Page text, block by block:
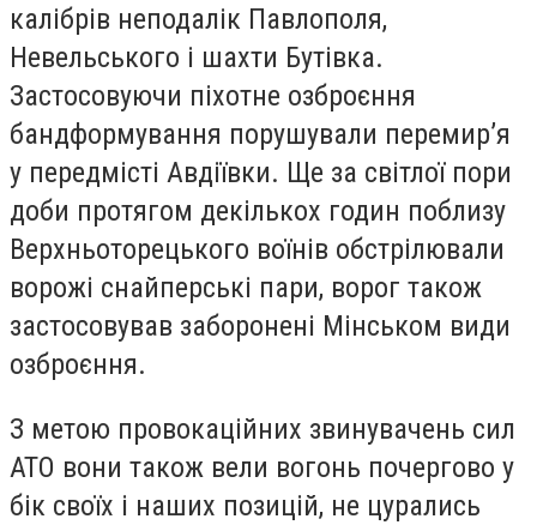
калібрів неподалік Павлополя,
Невельського і шахти Бутівка.
Застосовуючи піхотне озброєння
бандформування порушували перемир’я
у передмісті Авдіївки. Ще за світлої пори
доби протягом декількох годин поблизу
Верхньоторецького воїнів обстрілювали
ворожі снайперські пари, ворог також
застосовував заборонені Мінськом види
озброєння.
З метою провокаційних звинувачень сил
АТО вони також вели вогонь почергово у
бік своїх і наших позицій, не цурались